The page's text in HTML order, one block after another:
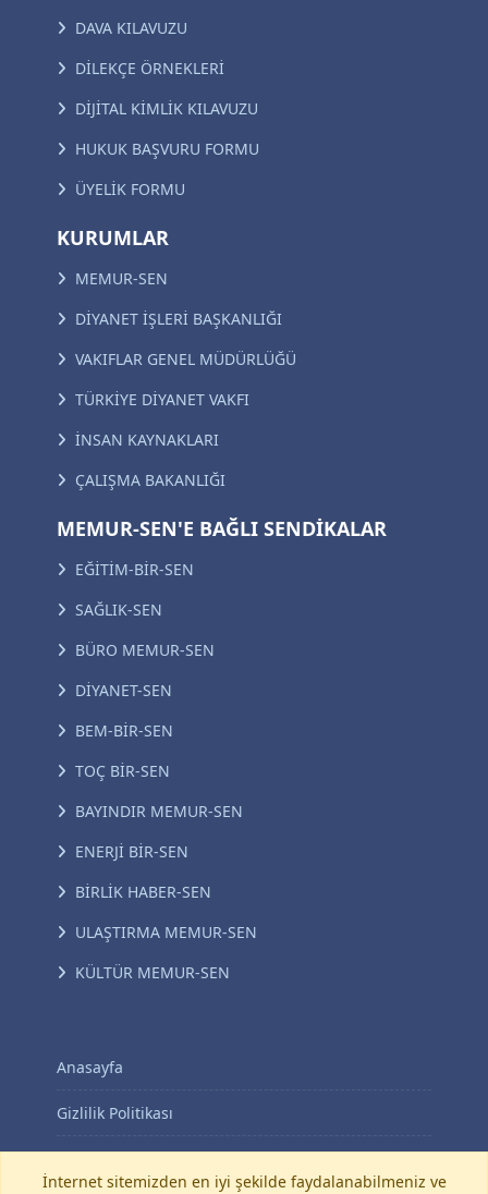
DAVA KILAVUZU
DİLEKÇE ÖRNEKLERİ
DİJİTAL KİMLİK KILAVUZU
HUKUK BAŞVURU FORMU
ÜYELİK FORMU
KURUMLAR
MEMUR-SEN
DİYANET İŞLERİ BAŞKANLIĞI
VAKIFLAR GENEL MÜDÜRLÜĞÜ
TÜRKİYE DİYANET VAKFI
İNSAN KAYNAKLARI
ÇALIŞMA BAKANLIĞI
MEMUR-SEN'E BAĞLI SENDİKALAR
EĞİTİM-BİR-SEN
SAĞLIK-SEN
BÜRO MEMUR-SEN
DİYANET-SEN
BEM-BİR-SEN
TOÇ BİR-SEN
BAYINDIR MEMUR-SEN
ENERJİ BİR-SEN
BİRLİK HABER-SEN
ULAŞTIRMA MEMUR-SEN
KÜLTÜR MEMUR-SEN
Anasayfa
Gizlilik Politikası
KVKK Aydınlatma Metni
İnternet sitemizden en iyi şekilde faydalanabilmeniz ve